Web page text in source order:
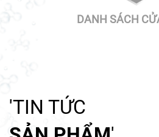
DANH SÁCH
'TIN TỨC